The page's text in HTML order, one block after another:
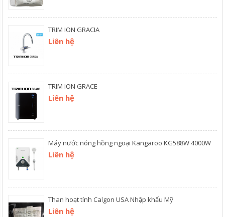
TRIM ION GRACIA
Liên hệ
TRIM ION GRACE
Liên hệ
Máy nước nóng hồng ngoại Kangaroo KG588W 4000W
Liên hệ
Than hoạt tính Calgon USA Nhập khẩu Mỹ
Liên hệ